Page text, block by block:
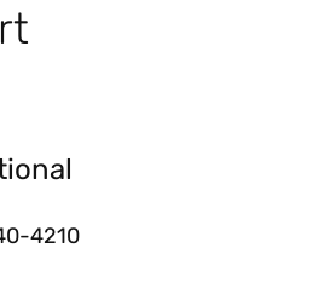
4210